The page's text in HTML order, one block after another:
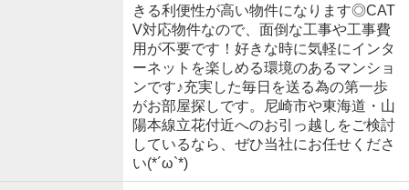
きる利便性が高い物件になります◎CAT
V対応物件なので、面倒な工事や工事費
用が不要です！好きな時に気軽にインタ
ーネットを楽しめる環境のあるマンショ
ンです♪充実した毎日を送る為の第一歩
がお部屋探しです。尼崎市や東海道・山
陽本線立花付近へのお引っ越しをご検討
しているなら、ぜひ当社にお任せくださ
い(*´ω`*)